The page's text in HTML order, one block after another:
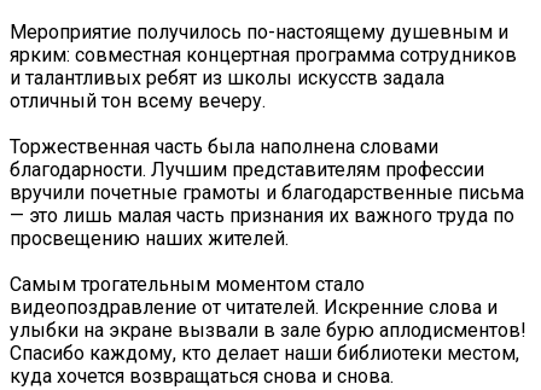
Мероприятие получилось по-настоящему душевным и
ярким: совместная концертная программа сотрудников
и талантливых ребят из школы искусств задала
отличный тон всему вечеру.
Торжественная часть была наполнена словами
благодарности. Лучшим представителям профессии
вручили почетные грамоты и благодарственные письма
— это лишь малая часть признания их важного труда по
просвещению наших жителей.
Самым трогательным моментом стало
видеопоздравление от читателей. Искренние слова и
улыбки на экране вызвали в зале бурю аплодисментов!
Спасибо каждому, кто делает наши библиотеки местом,
куда хочется возвращаться снова и снова.